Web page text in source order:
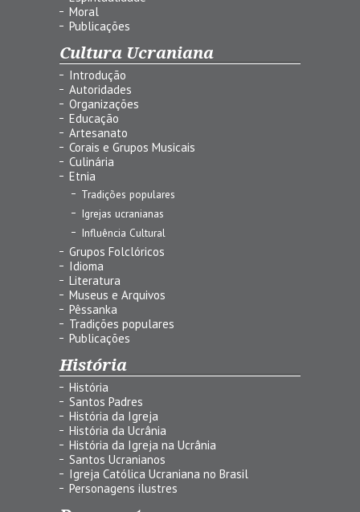
Moral
Publicações
Cultura Ucraniana
Introdução
Autoridades
Organizações
Educação
Artesanato
Corais e Grupos Musicais
Culinária
Etnia
Tradições populares
Igrejas ucranianas
Influência Cultural
Grupos Folclóricos
Idioma
Literatura
Museus e Arquivos
Pêssanka
Tradições populares
Publicações
História
História
Santos Padres
História da Igreja
História da Ucrânia
História da Igreja na Ucrânia
Santos Ucranianos
Igreja Católica Ucraniana no Brasil
Personagens ilustres